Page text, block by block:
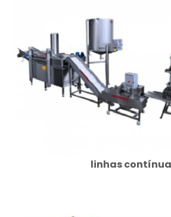
linhas